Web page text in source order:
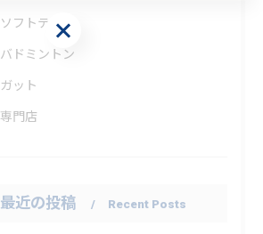
ソフトテニス
バドミントン
ガット
専門店
最近の投稿 Recent Posts
お問い合わせはこちら